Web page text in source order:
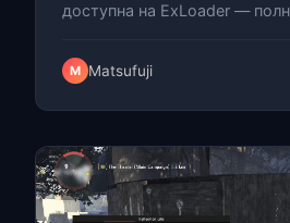
доступна на ExLoader —
Система пресетов
M Matsufuji